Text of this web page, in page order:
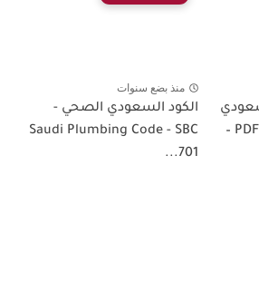
308 (تصميم الرصف) PDF –
منذ بضع سنوات
الكود السعودي الصحي -
Saudi Plumbing Code - SBC
701...